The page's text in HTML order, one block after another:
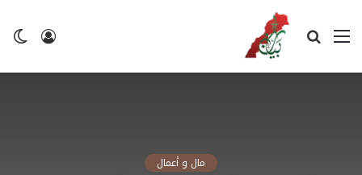
تسجيل
القائمة بحث
مال و أعمال